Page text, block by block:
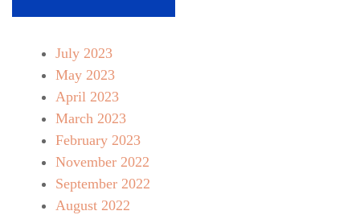
July 2023
May 2023
April 2023
March 2023
February 2023
November 2022
September 2022
August 2022